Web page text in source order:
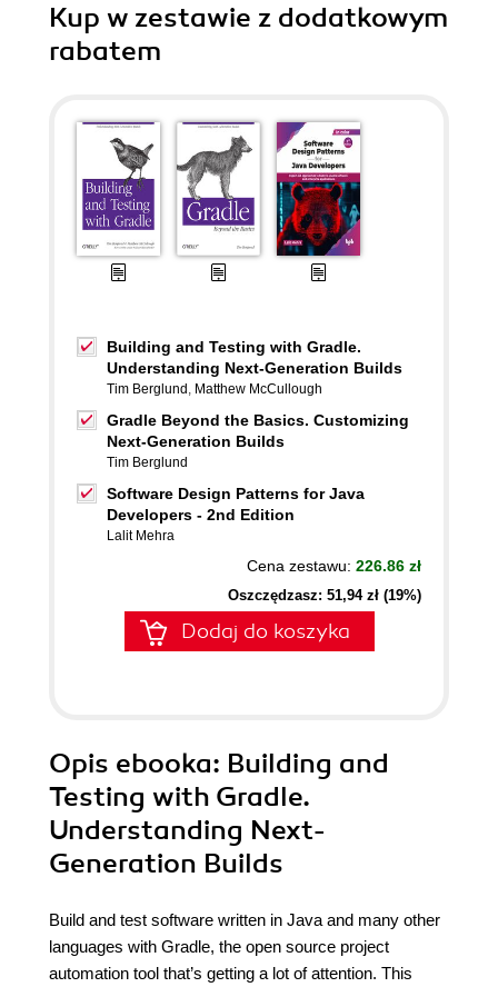
Kup w zestawie z dodatkowym
rabatem
Building and Testing with Gradle.
Understanding Next-Generation Builds
Tim Berglund , Matthew McCullough
Gradle Beyond the Basics. Customizing
Next-Generation Builds
Tim Berglund
Software Design Patterns for Java
Developers - 2nd Edition
Lalit Mehra
Cena zestawu: 226.86 zł
Oszczędzasz: 51,94 zł (19%)
Dodaj do koszyka
Opis ebooka: Building and
Testing with Gradle.
Understanding Next-
Generation Builds
Build and test software written in Java and many other
languages with Gradle, the open source project
automation tool that’s getting a lot of attention. This